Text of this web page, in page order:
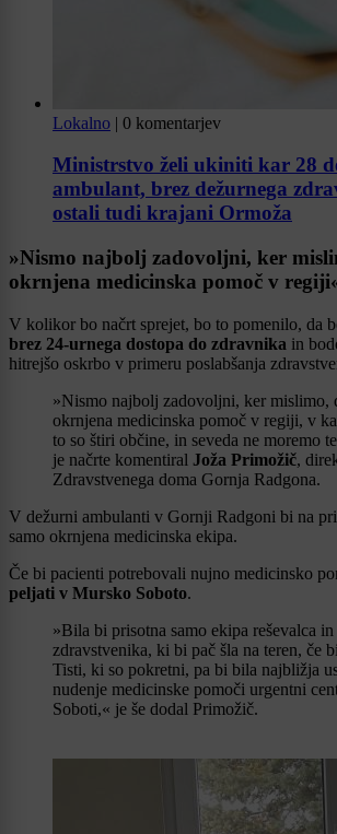
Lokalno | 0 komentarjev
Ministrstvo želi ukiniti kar 28
ambulant, brez dežurnega
ostali tudi krajani Ormoža
»Nismo najbolj zadovoljni, ker
okrnjena medicinska pomoč v
V kolikor bo načrt sprejet, bo to pomenilo, da
brez 24-urnega dostopa do zdravnika in
hitrejšo oskrbo v primeru poslabšanja
»Nismo najbolj zadovoljni, ker mislimo,
okrnjena medicinska pomoč v regiji, v
to so štiri občine, in seveda ne moremo
je načrte komentiral Joža Primožič,
Zdravstvenega doma Gornja Radgona.
V dežurni ambulanti v Gornji Radgoni bi na
samo okrnjena medicinska ekipa.
Če bi pacienti potrebovali nujno medicinsko
peljati v Mursko Soboto.
»Bila bi prisotna samo ekipa reševalca
zdravstvenika, ki bi pač šla na teren, če
Tisti, ki so pokretni, pa bi bila najbližja
nudenje medicinske pomoči urgentni
Soboti,« je še dodal Primožič.